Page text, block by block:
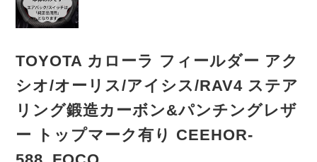
TOYOTA カローラ フィールダー アク
シオ/オーリス/アイシス/RAV4 ステア
リング鍛造カーボン&パンチングレザ
ー トップマーク有り CEEHOR-